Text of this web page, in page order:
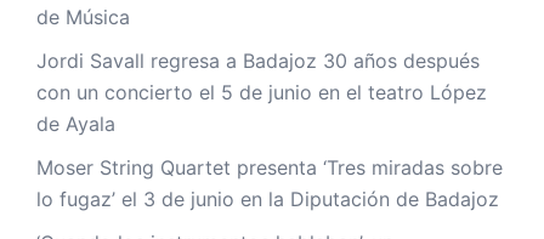
de Música
Jordi Savall regresa a Badajoz 30 años después
con un concierto el 5 de junio en el teatro López
de Ayala
Moser String Quartet presenta ‘Tres miradas sobre
lo fugaz’ el 3 de junio en la Diputación de Badajoz